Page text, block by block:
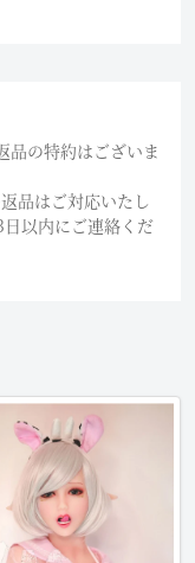
品の特約はございま
品はご対応いたし
以内にご連絡くだ